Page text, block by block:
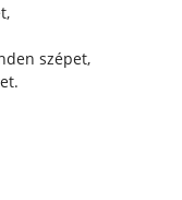
szépet,